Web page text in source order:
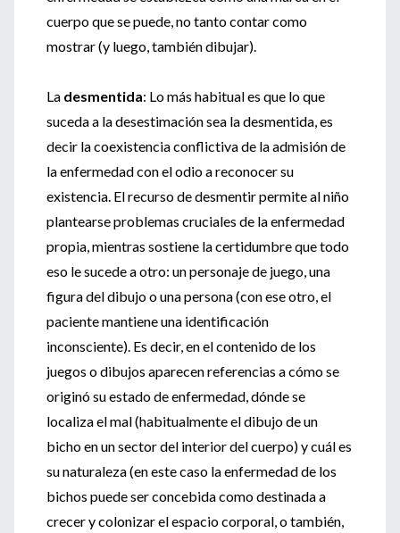
cuerpo que se puede, no tanto contar como
mostrar (y luego, también dibujar).
La desmentida: Lo más habitual es que lo que
suceda a la desestimación sea la desmentida, es
decir la coexistencia conflictiva de la admisión de
la enfermedad con el odio a reconocer su
existencia. El recurso de desmentir permite al niño
plantearse problemas cruciales de la enfermedad
propia, mientras sostiene la certidumbre que todo
eso le sucede a otro: un personaje de juego, una
figura del dibujo o una persona (con ese otro, el
paciente mantiene una identificación
inconsciente). Es decir, en el contenido de los
juegos o dibujos aparecen referencias a cómo se
originó su estado de enfermedad, dónde se
localiza el mal (habitualmente el dibujo de un
bicho en un sector del interior del cuerpo) y cuál es
su naturaleza (en este caso la enfermedad de los
bichos puede ser concebida como destinada a
crecer y colonizar el espacio corporal, o también,